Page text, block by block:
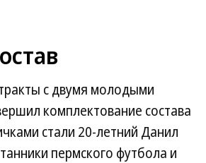
с двумя молодыми
комплектование состава
стали 20-летний Данил
пермского футбола и